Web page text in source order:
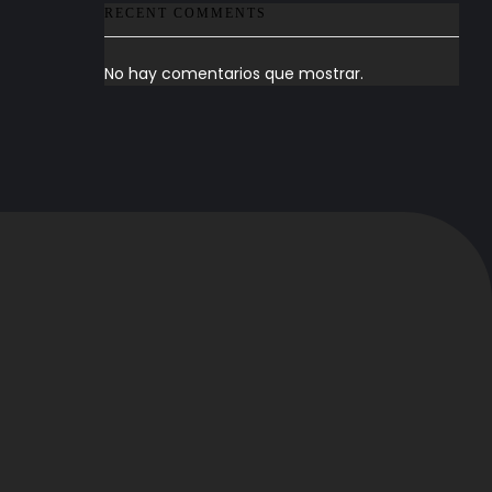
RECENT COMMENTS
No hay comentarios que mostrar.